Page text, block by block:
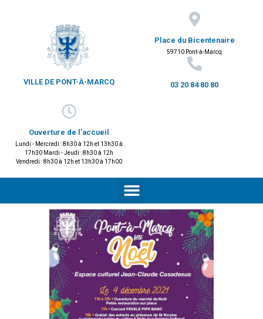
VILLE DE PONT-À-MARCQ
Place du Bicentenaire
59710 Pont-à-Marcq
03 20 84 80 80
Ouverture de l'accueil
Lundi - Mercredi : 8h30 à 12h et 13h30 à
17h30 Mardi - Jeudi : 8h30 à 12h
Vendredi : 8h30 à 12h et 13h30 à 17h00